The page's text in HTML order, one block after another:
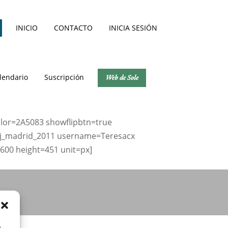
INICIO CONTACTO INICIA SESIÓN
Suscripción Web de Sole
showflipbtn=true
username=Teresacx
height=451 unit=px]